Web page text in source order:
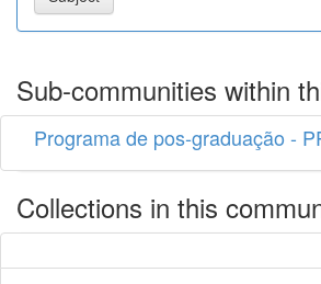
Sub-communities within
Programa de pos-graduação -
Collections in this